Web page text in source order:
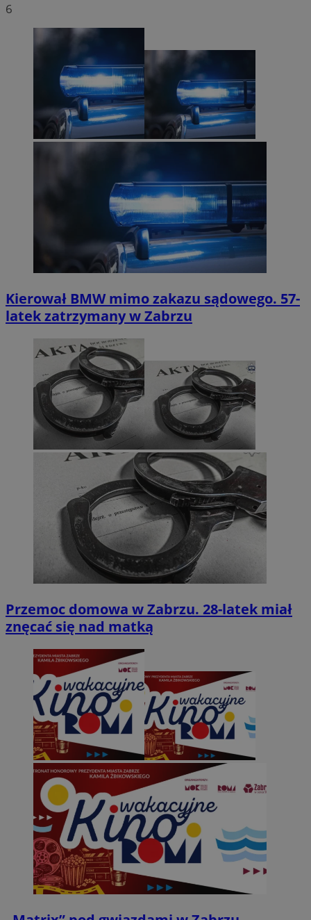
6
Kierował BMW mimo zakazu sądowego. 57-
latek zatrzymany w Zabrzu
Przemoc domowa w Zabrzu. 28-latek miał
znęcać się nad matką